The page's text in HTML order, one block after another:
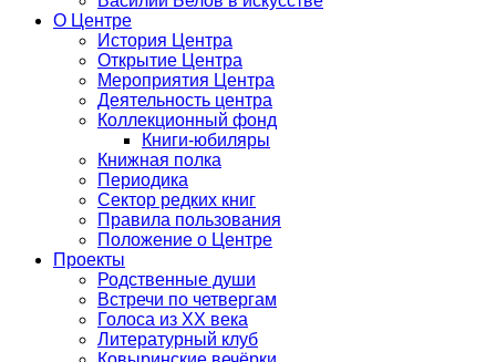
О Центре
История Центра
Открытие Центра
Мероприятия Центра
Деятельность центра
Коллекционный фонд
Книги-юбиляры
Книжная полка
Периодика
Сектор редких книг
Правила пользования
Положение о Центре
Проекты
Родственные души
Встречи по четвергам
Голоса из ХХ века
Литературный клуб